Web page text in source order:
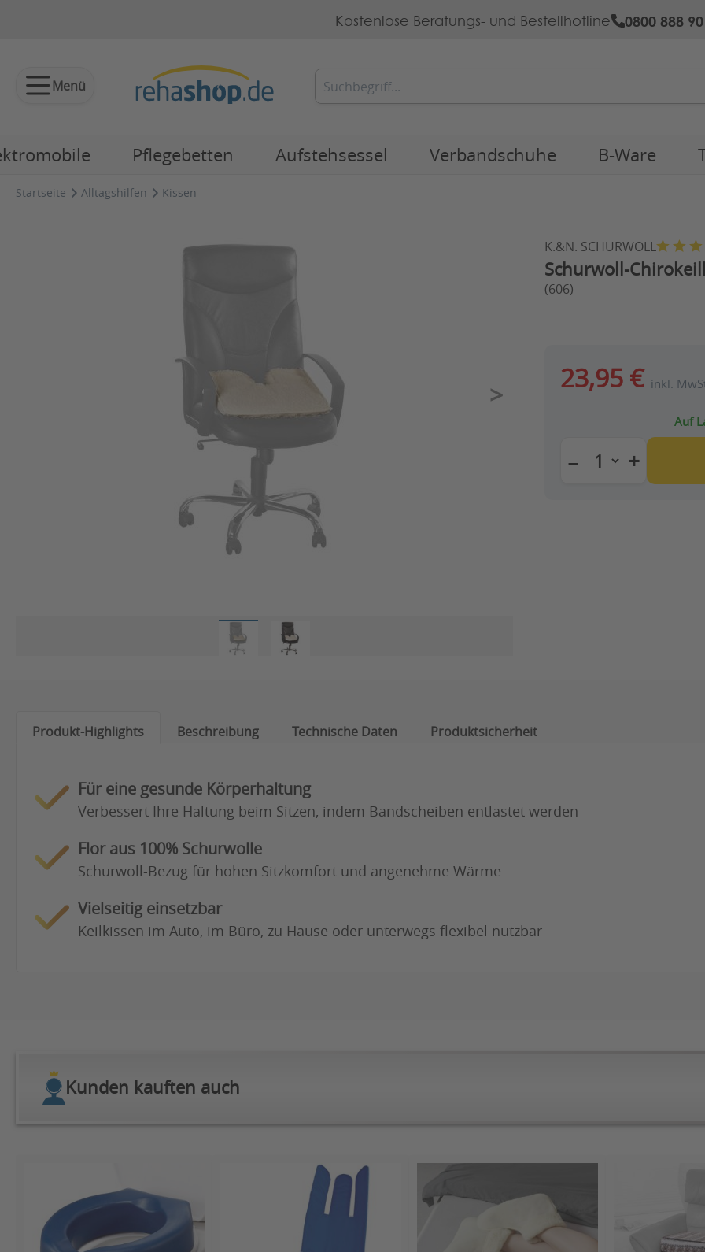
Kostenlose Beratungs- und Bestellhotline 0800 888
Menü
Pflegebetten Aufstehsessel Verbandschuhe B-Ware
Startseite Alltagshilfen Kissen
K.&N. SCHURWOLL
Schurwoll-
(606)
23,95 € inkl.
Auf
− +
Produkt-Highlights
Für eine gesunde Körperhaltung
Verbessert Ihre Haltung beim Sitzen, indem Bandscheiben entlastet werden
Flor aus 100% Schurwolle
Schurwoll-Bezug für hohen Sitzkomfort und angenehme Wärme
Vielseitig einsetzbar
Keilkissen im Auto, im Büro, zu Hause oder unterwegs flexibel nutzbar
Beschreibung Technische Daten Produktsicherheit
Kunden kauften auch